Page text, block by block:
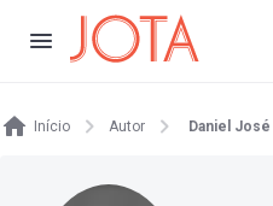
Início Autor Daniel José